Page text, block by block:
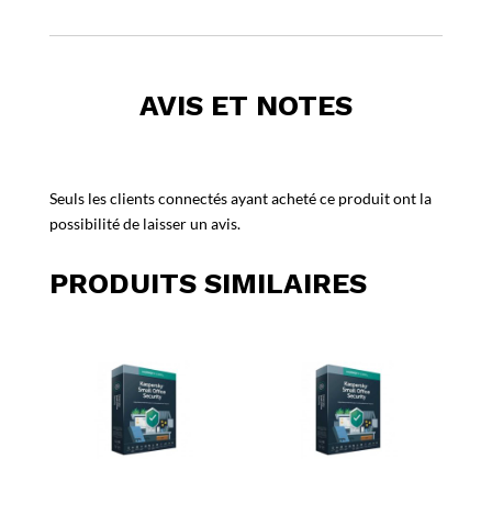
AVIS ET NOTES
Seuls les clients connectés ayant acheté ce produit ont la
possibilité de laisser un avis.
PRODUITS SIMILAIRES